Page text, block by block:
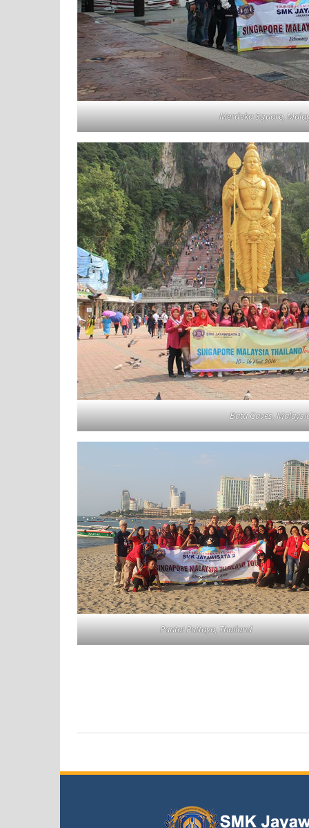
Merdeka Square,
Batu Caves,
Pantai Pattaya, Thailand